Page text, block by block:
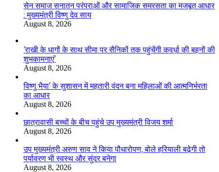
सेन समाज सनातन परंपराओं और सामाजिक समरसता का मजबूत आधार
: मुख्यमंत्री विष्णु देव साय
August 8, 2026
’राखी के धागों के साथ सीमा पर सैनिकों तक पहुंचेंगी कवर्धा की बहनों की
शुभकामनाएं’
August 8, 2026
विष्णु भैया’ के सुशासन में महतारी वंदन बना महिलाओं की आत्मनिर्भरता
का आधार
August 8, 2026
छात्रावासी बच्चों के बीच पहुंचे उप मुख्यमंत्री विजय शर्मा
August 8, 2026
उप मुख्यमंत्री अरुण साव ने किया पौधारोपण, बोले हरियाली बढ़ेगी तो
पर्यावरण भी स्वस्थ और सुंदर बनेगा
August 8, 2026